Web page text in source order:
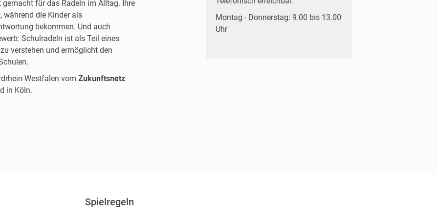
für das Radeln im Alltag. Ihre
während die Kinder als
bekommen. Und auch
Schulradeln ist als Teil eines
verstehen und ermöglicht den
Westfalen vom Zukunftsnetz
in Köln.
Montag - Donnerstag: 9.00 bis 13.00
Uhr
Spielregeln